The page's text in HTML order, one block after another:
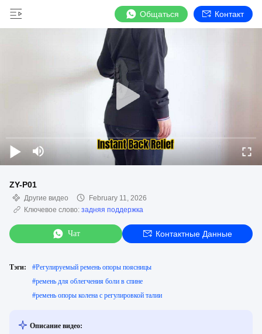
Общаться Контакт
ZY-P01
Другие видео
February 11, 2026
Ключевое слово: задняя поддержка
Чат Контактные Данные
Тэги: #Регулируемый ремень опоры поясницы
#ремень для облегчения боли в спине
#ремень опоры колена с регулировкой талии
Описание видео: